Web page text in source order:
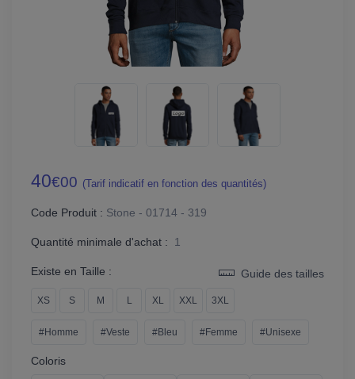
40€00 (Tarif indicatif en fonction des quantités)
Code Produit : Stone - 01714 - 319
Quantité minimale d'achat : 1
Existe en Taille : Guide des tailles
XS S M L XL XXL 3XL
#Homme #Veste #Bleu #Femme #Unisexe
Coloris